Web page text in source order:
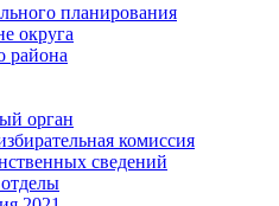
планирования
округа
района
орган
комиссия
сведений